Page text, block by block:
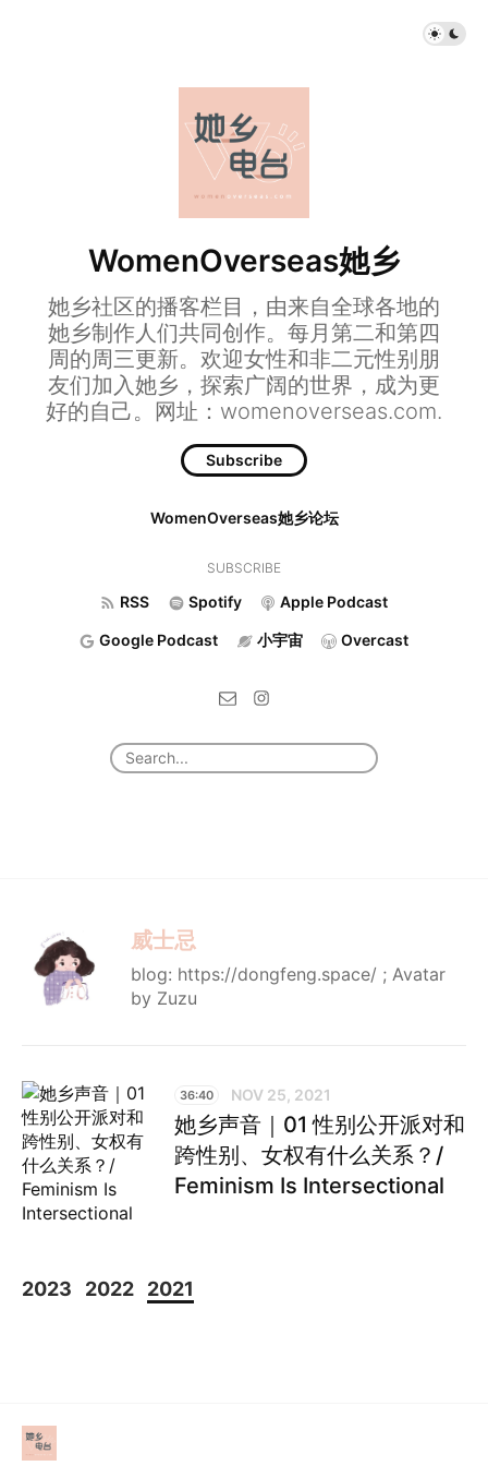
WomenOverseas她乡
她乡社区的播客栏目，由来自全球各地的
她乡制作人们共同创作。每月第二和第四
周的周三更新。欢迎女性和非二元性别朋
友们加入她乡，探索广阔的世界，成为更
好的自己。网址：womenoverseas.com.
Subscribe
WomenOverseas她乡论坛
SUBSCRIBE
RSS Spotify Apple Podcast
Google Podcast 小宇宙 Overcast
威士忌
blog: https://dongfeng.space/ ; Avatar
by Zuzu
36:40 NOV 25, 2021
她乡声音｜01 性别公开派对和
跨性别、女权有什么关系？/
Feminism Is Intersectional
2023 2022 2021